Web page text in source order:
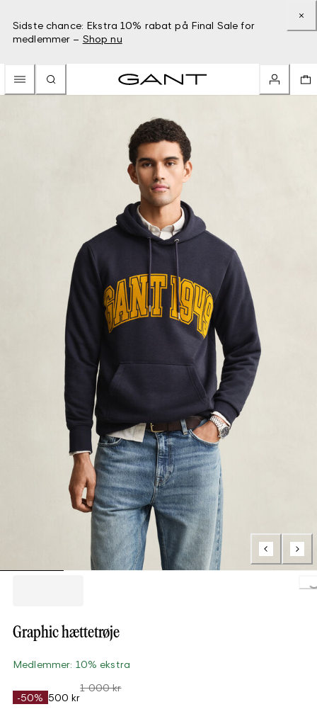
Sidste chance: Ekstra 10% rabat på Final Sale for
medlemmer – Shop nu
Graphic hættetrøje
Medlemmer: 10% ekstra
-50% 500 kr
1 000 kr